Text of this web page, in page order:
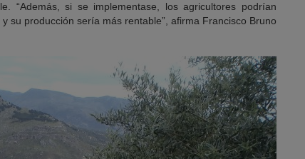
“Además, si se implementase, los agricultores podrían
su producción sería más rentable”, afirma Francisco Bruno